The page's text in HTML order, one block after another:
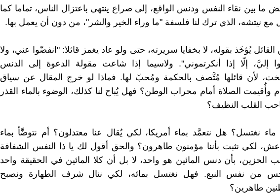
ما بين نقاء النفس ودنس الواقع، إلى صراع ينتهي باعتزال الناس، تماما كما
نيتشه، الذي ترك لنا فلسفة "ما وراء الخير والشر"، من دون أن يعمل بها.
القائل يُؤخَذ بقوله، لا بخفايا سريرته، حتى ولو عاد يغمز قائلا: "انفضّوا عني، ولا
إليَّ، إلّا إذا أنكرتموني". ولاسيما إذا شاعت مقولة الدعوة إلى الدنس
لأن قائلها مُتَّصف بالحكمة ومُحبّ لها. فماذا لو خرج المقال عن سياق
وأُقيمت الصلاة أمام محراب الوطن؟ فهل يُباح لنا كذلك، الوضوء بالماء القذر
القلب النظيف؟
ماء نغتسل؟ هل نتعمَّد بماء أمريكا، لكي يُقال عنا معتدلون؟ أم نتوضَّأ بماء
لكي نثبت بأننا مؤمنون طاهرون؟ والحق أقول لك يا ذا النفس الشفافة
الحزين، بأن دنس المائين هو واحد، لا بل أن كلا المائين في الحقيقة واحد
من نفس النبع. فهل نغتسل بمائه، لكي ننال شرف الطهارة ونصبح
طاهرين؟